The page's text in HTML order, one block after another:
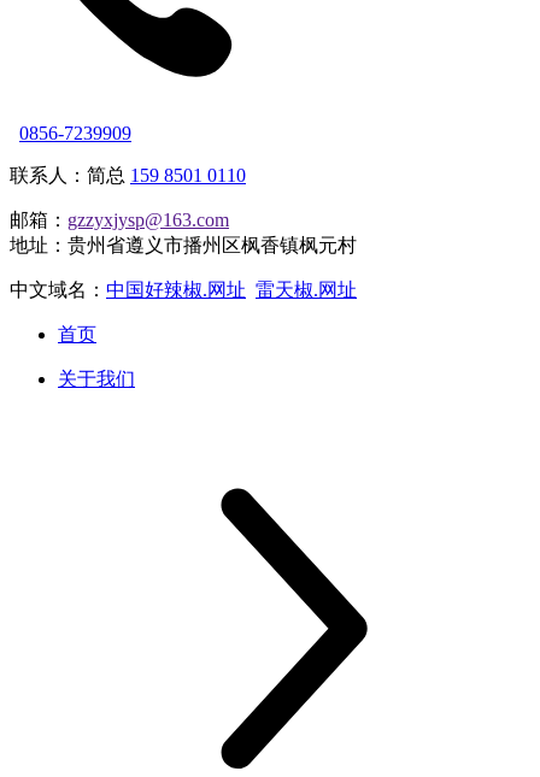
0856-7239909
联系人：简总 159 8501 0110
邮箱： gzzyxjysp@163.com
地址：贵州省遵义市播州区枫香镇枫元村
中文域名： 中国好辣椒.网址 雷天椒.网址
首页
关于我们